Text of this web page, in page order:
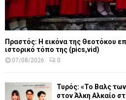
Πραστός: Η εικόνα της Θεοτόκου
ιστορικό τόπο της (pics,vid)
07/08/2026 0
Τυρός: «Το Βαλς
στον Άλκη Αλκαίο